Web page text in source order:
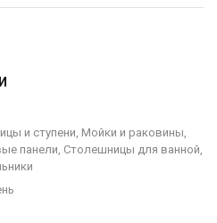
и ступени, Мойки и раковины,
панели, Столешницы для ванной,